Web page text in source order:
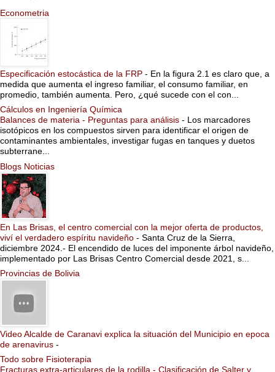
Econometria
Especificación estocástica de la FRP - En la figura 2.1 es claro que, a
medida que aumenta el ingreso familiar, el consumo familiar, en
promedio, también aumenta. Pero, ¿qué sucede con el con...
Cálculos en Ingeniería Química
Balances de materia - Preguntas para análisis - Los marcadores
isotópicos en los compuestos sirven para identificar el origen de
contaminantes ambientales, investigar fugas en tanques y duetos
subterrane...
Blogs Noticias
En Las Brisas, el centro comercial con la mejor oferta de productos,
viví el verdadero espíritu navideño - Santa Cruz de la Sierra,
diciembre 2024.- El encendido de luces del imponente árbol navideño,
implementado por Las Brisas Centro Comercial desde 2021, s...
Provincias de Bolivia
Video Alcalde de Caranavi explica la situación del Municipio en epoca
de arenavirus -
Todo sobre Fisioterapia
Fracturas extra-articulares de la rodilla - Clasificación de Salter y